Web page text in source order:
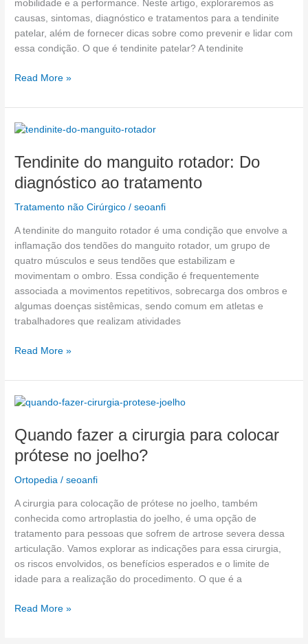
mobilidade e a performance. Neste artigo, exploraremos as
causas, sintomas, diagnóstico e tratamentos para a tendinite
patelar, além de fornecer dicas sobre como prevenir e lidar com
essa condição. O que é tendinite patelar? A tendinite
Read More »
Tendinite do manguito rotador: Do
diagnóstico ao tratamento
Tratamento não Cirúrgico /seoanfi
A tendinite do manguito rotador é uma condição que envolve a
inflamação dos tendões do manguito rotador, um grupo de
quatro músculos e seus tendões que estabilizam e
movimentam o ombro. Essa condição é frequentemente
associada a movimentos repetitivos, sobrecarga dos ombros e
algumas doenças sistêmicas, sendo comum em atletas e
trabalhadores que realizam atividades
Tendinite
manguito
Do
diagnóstico
tratamento
Read More »
Quando fazer a cirurgia para colocar
prótese no joelho?
Ortopedia /seoanfi
A cirurgia para colocação de prótese no joelho, também
conhecida como artroplastia do joelho, é uma opção de
tratamento para pessoas que sofrem de artrose severa dessa
articulação. Vamos explorar as indicações para essa cirurgia,
os riscos envolvidos, os benefícios esperados e o limite de
idade para a realização do procedimento. O que é a
Quando
a
cirurgia
para
colocar
no
joelho?
Read More »